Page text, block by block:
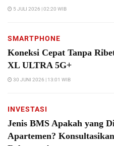
5 JULI 2026 | 02:20 WIB
SMARTPHONE
Koneksi Cepat Tanpa
XL ULTRA 5G+
30 JUNI 2026 | 13:01 WIB
INVESTASI
Jenis BMS Apakah yang
Apartemen?